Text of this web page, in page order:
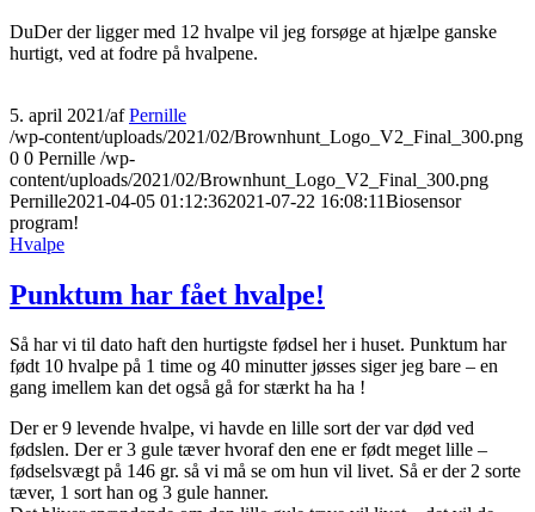
DuDer der ligger med 12 hvalpe vil jeg forsøge at hjælpe ganske
hurtigt, ved at fodre på hvalpene.
5. april 2021/afPernille
/wp-content/uploads/2021/02/Brownhunt_Logo_V2_Final_300.png
0 0 Pernille /wp-
content/uploads/2021/02/Brownhunt_Logo_V2_Final_300.png
Pernille2021-04-05 01:12:362021-07-22 16:08:11Biosensor
program!
Hvalpe
Punktum har fået hvalpe!
Så har vi til dato haft den hurtigste fødsel her i huset. Punktum har
født 10 hvalpe på 1 time og 40 minutter jøsses siger jeg bare – en
gang imellem kan det også gå for stærkt ha ha !
Der er 9 levende hvalpe, vi havde en lille sort der var død ved
fødslen. Der er 3 gule tæver hvoraf den ene er født meget lille –
fødselsvægt på 146 gr. så vi må se om hun vil livet. Så er der 2 sorte
tæver, 1 sort han og 3 gule hanner.